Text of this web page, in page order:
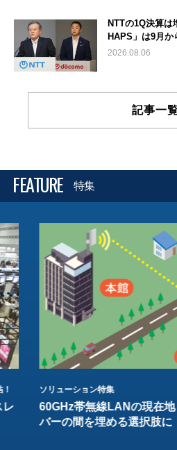
NTTの1Q決算
HAPS」は9月
2026.08.06
記事一
FEATURE 特集
レ
ソリューション特集
60GHz帯無線LANの現在
バーの間を埋める選択肢に